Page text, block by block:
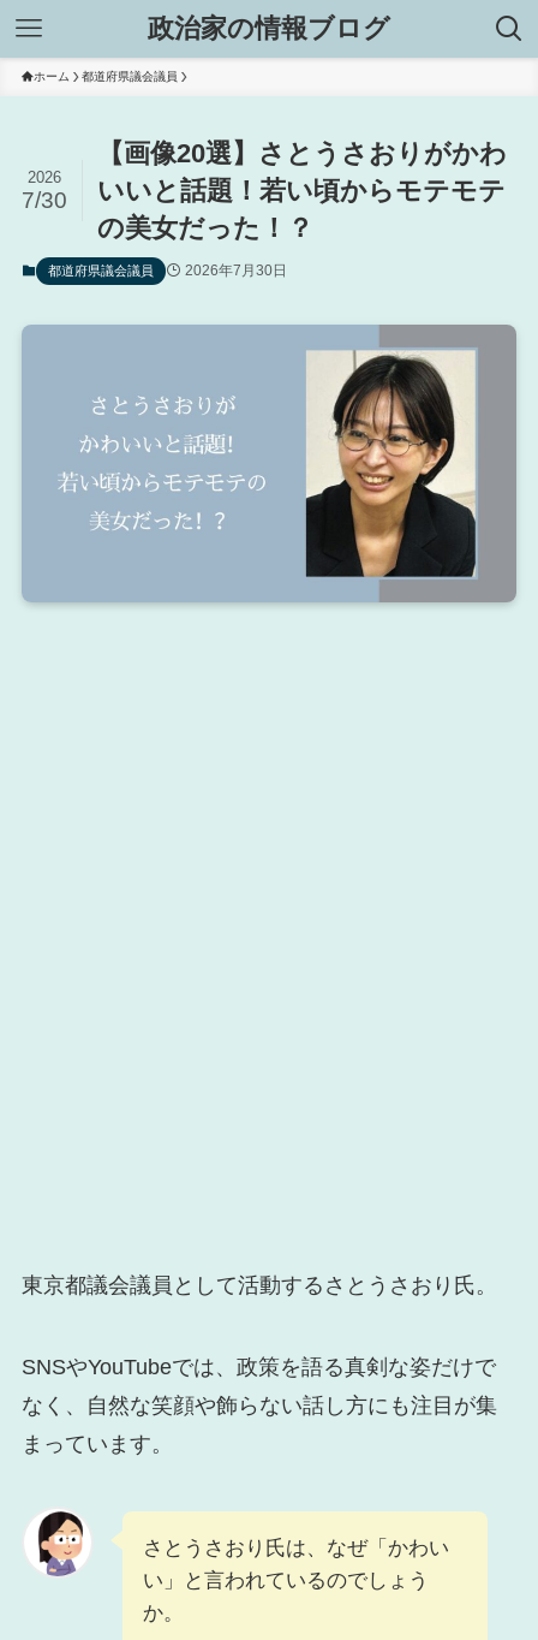
政治家の情報ブログ
ホーム 都道府県議会議員
【画像20選】さとうさおりがかわ
いいと話題！若い頃からモテモテ
の美女だった！？
2026
7/30
都道府県議会議員 2026年7月30日
東京都議会議員として活動するさとうさおり氏。
SNSやYouTubeでは、政策を語る真剣な姿だけで
なく、自然な笑顔や飾らない話し方にも注目が集
まっています。
さとうさおり氏は、なぜ「かわい
い」と言われているのでしょう
か。